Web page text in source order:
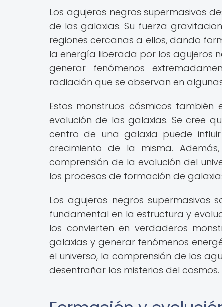
Los agujeros negros supermasivos
de las galaxias. Su fuerza
regiones cercanas a ellos, dando
la energía liberada por los agujeros
generar fenómenos
radiación que se observan en
Estos monstruos cósmicos
evolución de las galaxias. Se cree
centro de una galaxia puede
crecimiento de la misma.
comprensión de la evolución del
los procesos de formación de
Los agujeros negros supermasivos
fundamental en la estructura y
los convierten en verdaderos
galaxias y generar fenómenos
el universo, la comprensión de los
desentrañar los misterios del cosmos.